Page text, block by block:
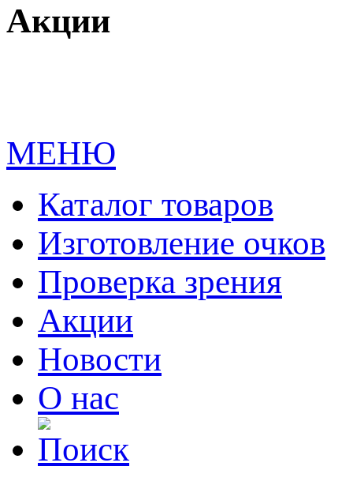
Акции
МЕНЮ
Каталог товаров
Изготовление очков
Проверка зрения
Акции
Новости
О нас